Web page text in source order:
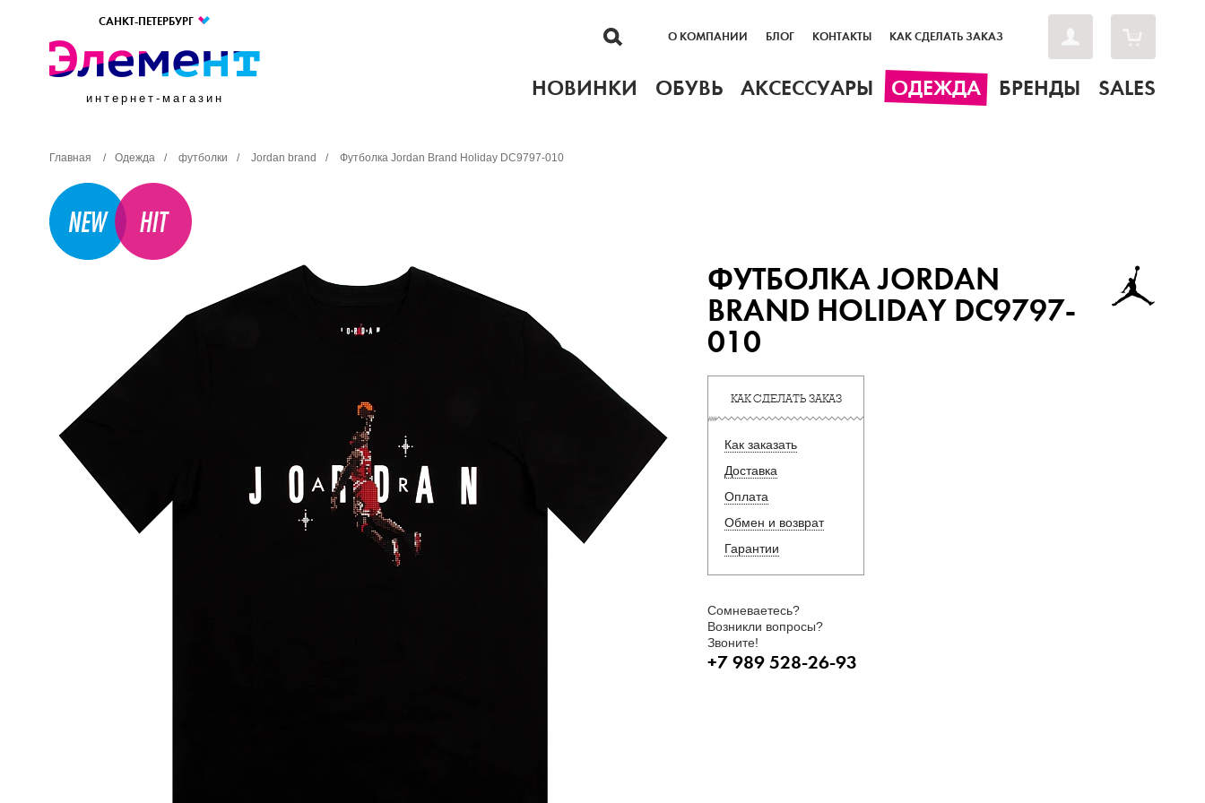
САНКТ-ПЕТЕРБУРГ
интернет-магазин
О КОМПАНИИ БЛОГ КОНТАКТЫ КАК СДЕЛАТЬ ЗАКАЗ
НОВИНКИ ОБУВЬ АКСЕССУАРЫ ОДЕЖДА БРЕНДЫ SALES
Главная / Одежда / футболки / Jordan brand / Футболка Jordan Brand Holiday DC9797-010
ФУТБОЛКА JORDAN
BRAND HOLIDAY DC9797-
010
КАК СДЕЛАТЬ ЗАКАЗ
Как заказать
Доставка
Оплата
Обмен и возврат
Гарантии
Сомневаетесь?
Возникли вопросы?
Звоните!
+7 989 528-26-93